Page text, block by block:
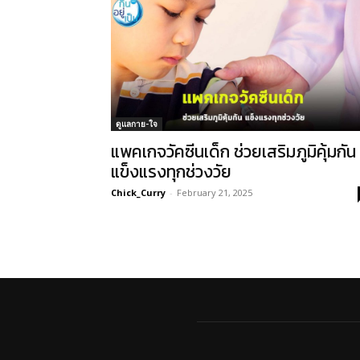
ดูแลกาย-ใจ
แพคเกจวัคซีนเด็ก ช่วยเสริมภูมิคุ้มกัน
แข็งแรงทุกช่วงวัย
Chick_Curry - February 21, 2025